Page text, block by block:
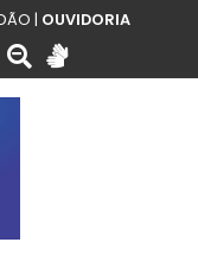
| OUVIDORIA